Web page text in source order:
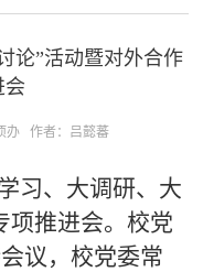
论”活动暨对外合作
会
办 作者：吕懿蕃
习、大调研、大
项推进会。校党
议，校党委常